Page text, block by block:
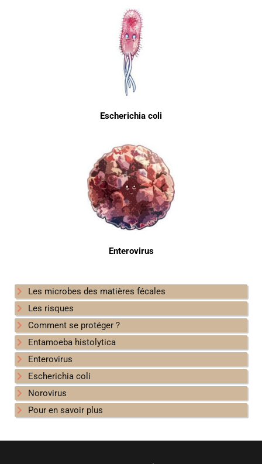
Escherichia coli
Enterovirus
Les microbes des matières fécales
Les risques
Comment se protéger ?
Entamoeba histolytica
Enterovirus
Escherichia coli
Norovirus
Pour en savoir plus